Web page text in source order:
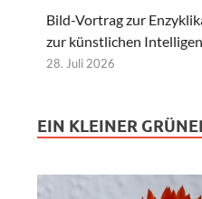
Bild-Vortrag zur
zur künstlichen
28. Juli 2026
EIN KLEINER